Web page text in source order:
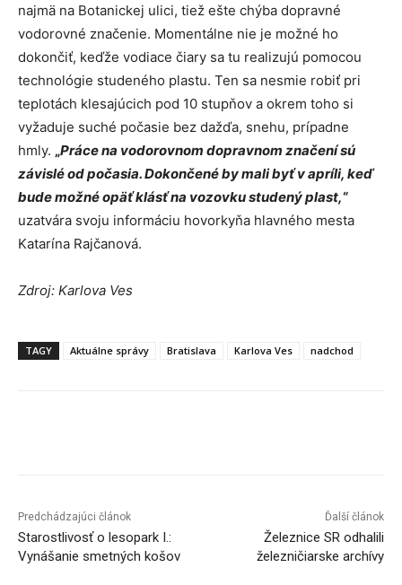
najmä na Botanickej ulici, tiež ešte chýba dopravné
vodorovné značenie. Momentálne nie je možné ho
dokončiť, keďže vodiace čiary sa tu realizujú pomocou
technológie studeného plastu. Ten sa nesmie robiť pri
teplotách klesajúcich pod 10 stupňov a okrem toho si
vyžaduje suché počasie bez dažďa, snehu, prípadne
hmly. „Práce na vodorovnom dopravnom značení sú
závislé od počasia. Dokončené by mali byť v apríli, keď
bude možné opäť klásť na vozovku studený plast,“
uzatvára svoju informáciu hovorkyňa hlavného mesta
Katarína Rajčanová.
Zdroj: Karlova Ves
TAGY Aktuálne správy Bratislava Karlova Ves nadchod
Predchádzajúci článok
Starostlivosť o lesopark I.:
Vynášanie smetných košov
Ďalší článok
Železnice SR odhalili
železničiarske archívy